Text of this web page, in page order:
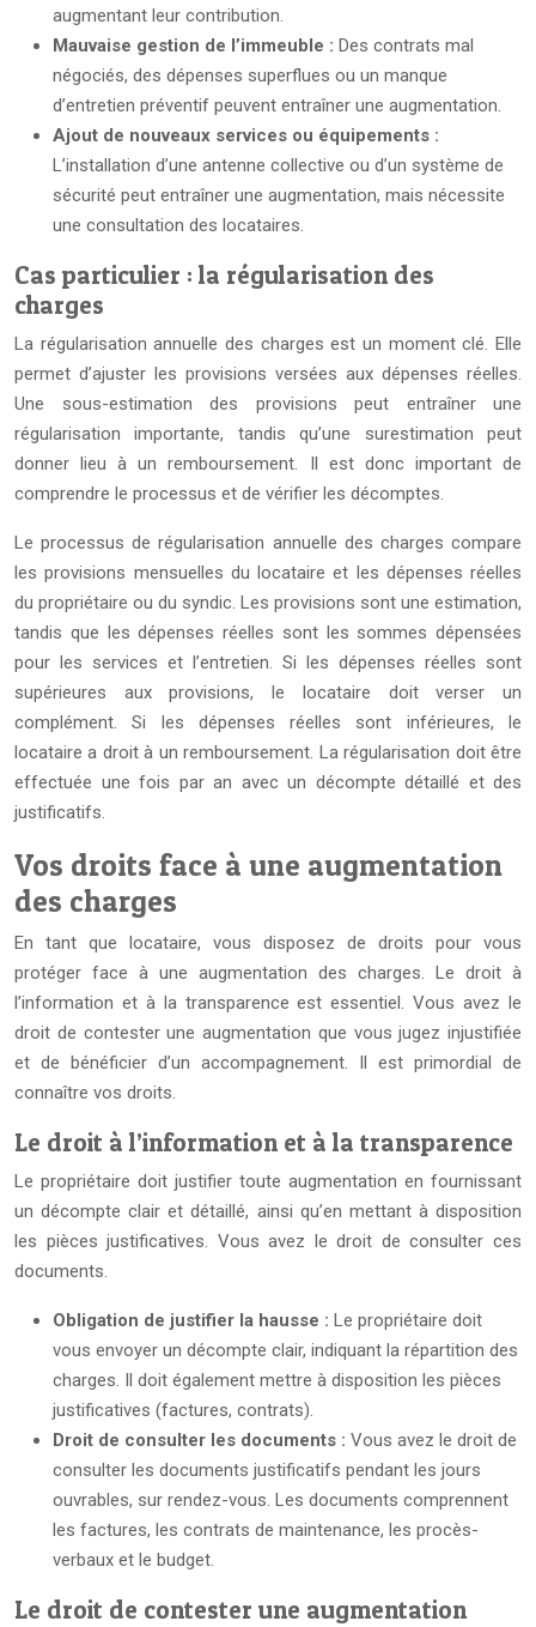
augmentant leur contribution.
Mauvaise gestion de l’immeuble : Des contrats mal
négociés, des dépenses superflues ou un manque
d’entretien préventif peuvent entraîner une augmentation.
Ajout de nouveaux services ou équipements :
L’installation d’une antenne collective ou d’un système de
sécurité peut entraîner une augmentation, mais nécessite
une consultation des locataires.
Cas particulier : la régularisation des
charges
La régularisation annuelle des charges est un moment clé. Elle
permet d’ajuster les provisions versées aux dépenses réelles.
Une sous-estimation des provisions peut entraîner une
régularisation importante, tandis qu’une surestimation peut
donner lieu à un remboursement. Il est donc important de
comprendre le processus et de vérifier les décomptes.
Le processus de régularisation annuelle des charges compare
les provisions mensuelles du locataire et les dépenses réelles
du propriétaire ou du syndic. Les provisions sont une estimation,
tandis que les dépenses réelles sont les sommes dépensées
pour les services et l’entretien. Si les dépenses réelles sont
supérieures aux provisions, le locataire doit verser un
complément. Si les dépenses réelles sont inférieures, le
locataire a droit à un remboursement. La régularisation doit être
effectuée une fois par an avec un décompte détaillé et des
justificatifs.
Vos droits face à une augmentation
des charges
En tant que locataire, vous disposez de droits pour vous
protéger face à une augmentation des charges. Le droit à
l’information et à la transparence est essentiel. Vous avez le
droit de contester une augmentation que vous jugez injustifiée
et de bénéficier d’un accompagnement. Il est primordial de
connaître vos droits.
Le droit à l’information et à la transparence
Le propriétaire doit justifier toute augmentation en fournissant
un décompte clair et détaillé, ainsi qu’en mettant à disposition
les pièces justificatives. Vous avez le droit de consulter ces
documents.
Obligation de justifier la hausse : Le propriétaire doit
vous envoyer un décompte clair, indiquant la répartition des
charges. Il doit également mettre à disposition les pièces
justificatives (factures, contrats).
Droit de consulter les documents : Vous avez le droit de
consulter les documents justificatifs pendant les jours
ouvrables, sur rendez-vous. Les documents comprennent
les factures, les contrats de maintenance, les procès-
verbaux et le budget.
Le droit de contester une augmentation